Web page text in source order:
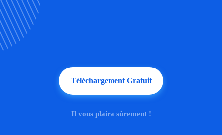
Téléchargement Gratuit
Il vous plaira sûrement !